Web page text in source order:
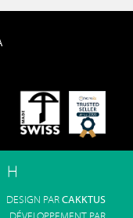
DESIGN PARCAKKTUS